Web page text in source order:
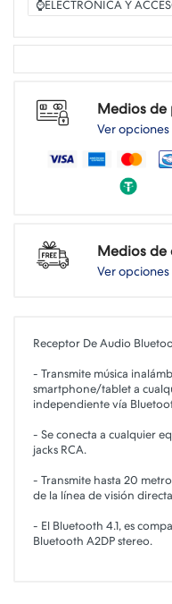
⌚ELECTRONICA Y
Medios de
Ver
Medios de
Ver
Receptor De Audio
- Transmite música
smartphone/tablet a
independiente vía
- Se conecta a cualquier
jacks RCA.
- Transmite hasta 20
de la línea de visión
- El Bluetooth 4.1, es
Bluetooth A2DP stereo.